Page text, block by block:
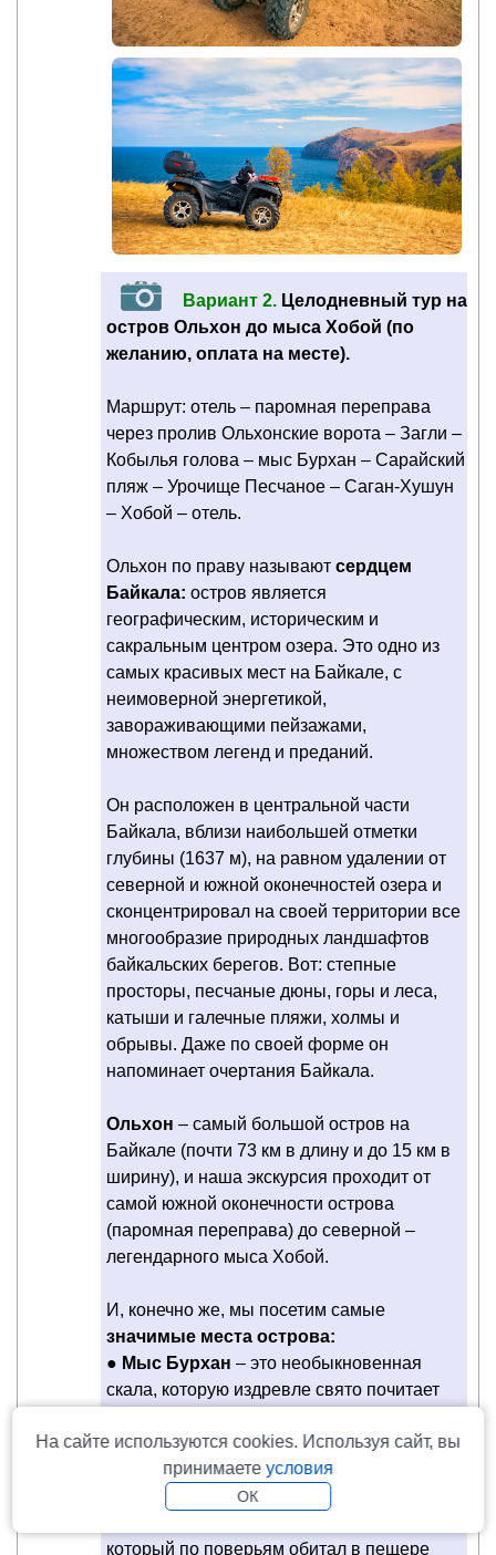
Вариант 2. Целодневный тур на
остров Ольхон до мыса Хобой (по
желанию, оплата на месте).
Маршрут: отель – паромная переправа
через пролив Ольхонские ворота – Загли –
Кобылья голова – мыс Бурхан – Сарайский
пляж – Урочище Песчаное – Саган-Хушун
– Хобой – отель.
Ольхон по праву называют сердцем
Байкала: остров является
географическим, историческим и
сакральным центром озера. Это одно из
самых красивых мест на Байкале, с
неимоверной энергетикой,
завораживающими пейзажами,
множеством легенд и преданий.
Он расположен в центральной части
Байкала, вблизи наибольшей отметки
глубины (1637 м), на равном удалении от
северной и южной оконечностей озера и
сконцентрировал на своей территории все
многообразие природных ландшафтов
байкальских берегов. Вот: степные
просторы, песчаные дюны, горы и леса,
катыши и галечные пляжи, холмы и
обрывы. Даже по своей форме он
напоминает очертания Байкала.
Ольхон – самый большой остров на
Байкале (почти 73 км в длину и до 15 км в
ширину), и наша экскурсия проходит от
самой южной оконечности острова
(паромная переправа) до северной –
легендарного мыса Хобой.
И, конечно же, мы посетим самые
значимые места острова:
● Мыс Бурхан – это необыкновенная
скала, которую издревле свято почитает
время он считается государственным
природно-историческим памятником, а в
древности здесь совершались культовые
который по поверьям обитал в пещере
На сайте используются cookies. Используя сайт, вы
принимаете условия
ОК